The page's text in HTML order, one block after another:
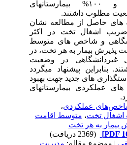
های دانشگاهی و ۱۰۰% بیمارستان­های
مطلوب داشتند.
های حاصل از مطالعه نشان
اشغال تخت در اکثر
و شاخص ­های متوسط
پذیرش بیمار به هر تخت، در
غیردانشگاهی در وضعیت
بنابراین پیشنهاد می­گردد
های جدید جهت بهبود
عملکردی بیمارستان­های
عملکردی،
تخت،متوسط اقامت
به هر تخت
| موضوع مقاله:مدیریت